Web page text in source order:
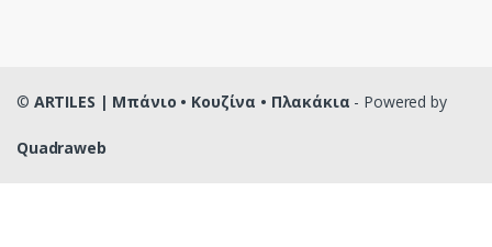
© ARTILES | Μπάνιο • Κουζίνα • Πλακάκια - Powered by
Quadraweb